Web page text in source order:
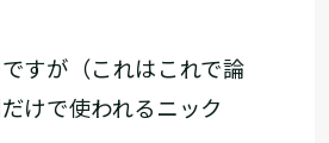
すが（これはこれで論
けで使われるニック